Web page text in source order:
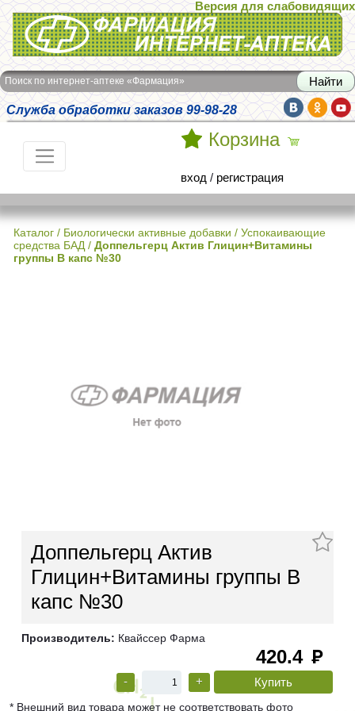
Интернет-аптека Фармация
Версия для слабовидящих
Поиск по интернет-аптеке «Фармация»
Служба обработки заказов 99-98-28
Корзина
вход / регистрация
Каталог / Биологически активные добавки / Успокаивающие
средства БАД / Доппельгерц Актив Глицин+Витамины
группы В капс №30
Доппельгерц Актив
Глицин+Витамины группы В
капс №30
Производитель: Квайссер Фарма
420.4 руб
- +
* Внешний вид товара может не соответствовать фото